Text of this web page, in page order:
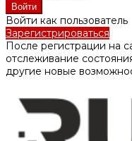
Войти как пользователь
Зарегистрироваться
После регистрации на
отслеживание
другие новые